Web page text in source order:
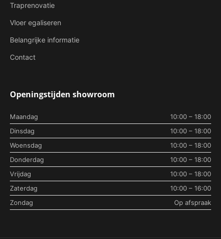
Traprenovatie
Vloer egaliseren
Belangrijke informatie
Contact
Openingstijden showroom
Maandag
10:00 – 18:00
Dinsdag
10:00 – 18:00
Woensdag
10:00 – 18:00
Donderdag
10:00 – 18:00
Vrijdag
10:00 – 18:00
Zaterdag
10:00 – 16:00
Zondag
Op afspraak